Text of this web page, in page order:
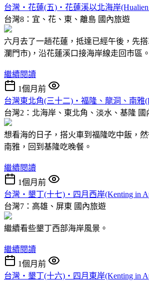
台灣‧花蓮(五)‧花蓮溪以北海岸(Hualien
台灣8：宜、花、東、離島 國內旅遊
六月去了一趟花蓮，抵達已經午後，先
瀾門市)，沿花蓮溪口接海岸線走回市區。
繼續閱讀
1個月前
台灣東北角(三十二)‧福隆、龍洞、南雅
台灣2：北海岸、東北角、淡水、基隆 國
想看海的日子，搭火車到福隆吃中飯，
南雅，回到基隆吃晚餐。
繼續閱讀
1個月前
台灣‧墾丁(十七)‧四月西岸(Kenting in
台灣7：高雄、屏東 國內旅遊
繼續看些墾丁西部海岸風景。
繼續閱讀
1個月前
台灣‧墾丁(十六)‧四月東岸(Kenting in